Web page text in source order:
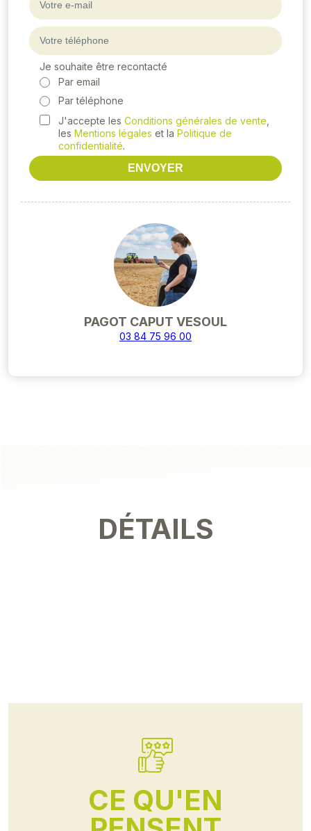
Je souhaite être recontacté
Par email
Par téléphone
J'accepte les Conditions générales de vente
les Mentions légales et la Politique de
confidentialité.
ENVOYER
PAGOT CAPUT VESOUL
03 84 75 96 00
DÉTAILS
CE QU'EN